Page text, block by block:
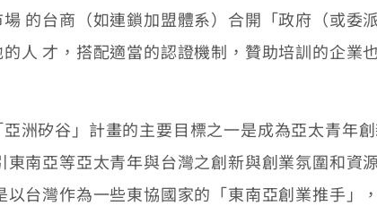
的台商（如連鎖加盟體系）合開「政府（或
人 才，搭配適當的認證機制，贊助培訓的企業
矽谷」計畫的主要目標之一是成為亞太青年
東南亞等亞太青年與台灣之創新與創業氛圍和
以台灣作為一些東協國家的「東南亞創業推手